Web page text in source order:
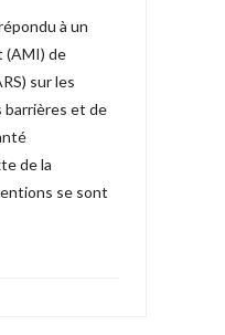
à un
(AMI) de
sur les
barrières et de
de la
se sont